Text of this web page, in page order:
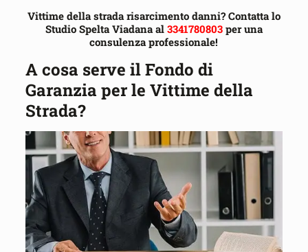
Vittime della strada risarcimento danni? Contatta lo
Studio Spelta Viadana al 3341780803per una
consulenza professionale!
A cosa serve il Fondo di
Garanzia per le Vittime della
Strada?